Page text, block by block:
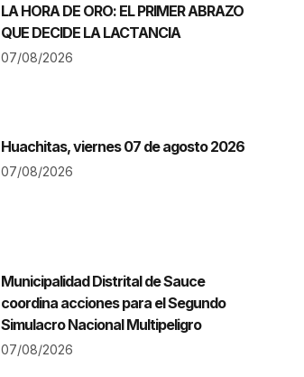
LA HORA DE ORO: EL PRIMER ABRAZO
QUE DECIDE LA LACTANCIA
07/08/2026
Huachitas, viernes 07 de agosto 2026
07/08/2026
Municipalidad Distrital de Sauce
coordina acciones para el Segundo
Simulacro Nacional Multipeligro
07/08/2026